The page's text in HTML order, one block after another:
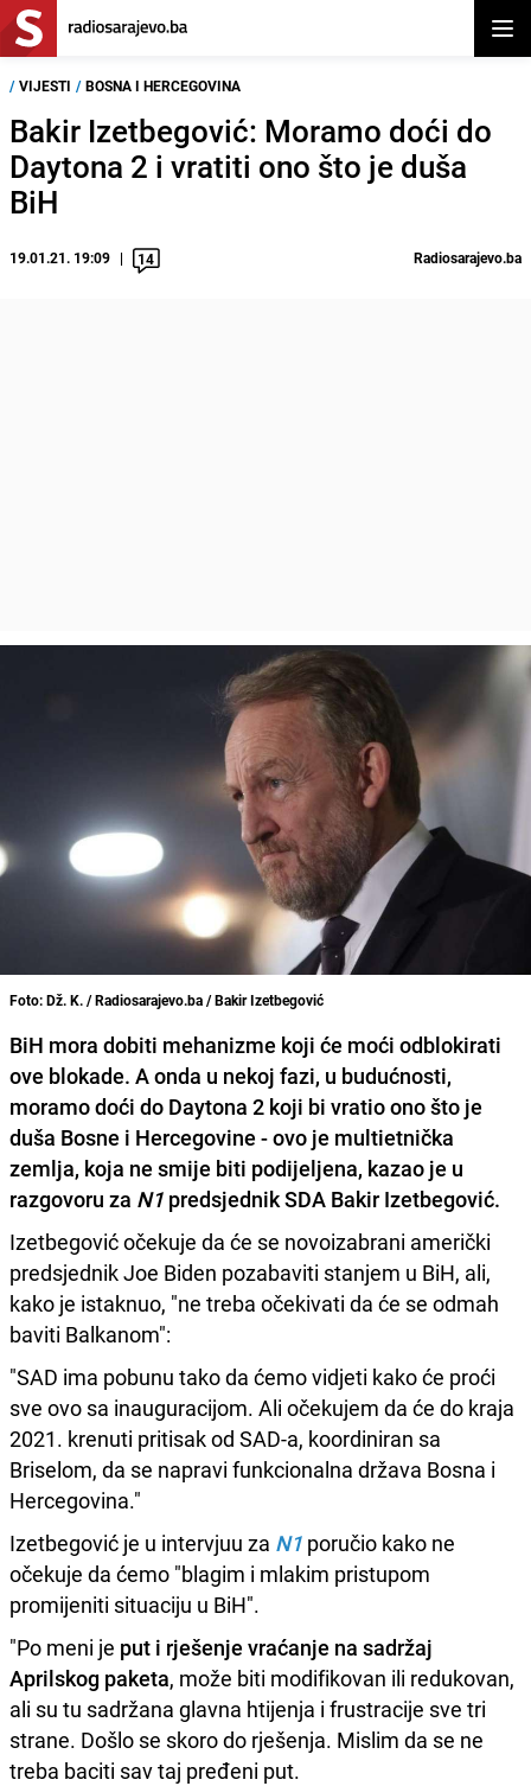
/ VIJESTI / BOSNA I HERCEGOVINA
Bakir Izetbegović: Moramo doći do
Daytona 2 i vratiti ono što je duša
BiH
19.01.21. 19:09 14 Radiosarajevo.ba
Foto: Dž. K. / Radiosarajevo.ba / Bakir Izetbegović
BiH mora dobiti mehanizme koji će moći odblokirati
ove blokade. A onda u nekoj fazi, u budućnosti,
moramo doći do Daytona 2 koji bi vratio ono što je
duša Bosne i Hercegovine - ovo je multietnička
zemlja, koja ne smije biti podijeljena, kazao je u
razgovoru za N1 predsjednik SDA Bakir Izetbegović.
Izetbegović očekuje da će se novoizabrani američki
predsjednik Joe Biden pozabaviti stanjem u BiH, ali,
kako je istaknuo, "ne treba očekivati da će se odmah
baviti Balkanom":
"SAD ima pobunu tako da ćemo vidjeti kako će proći
sve ovo sa inauguracijom. Ali očekujem da će do kraja
2021. krenuti pritisak od SAD-a, koordiniran sa
Briselom, da se napravi funkcionalna država Bosna i
Hercegovina."
Izetbegović je u intervjuu za N1 poručio kako ne
očekuje da ćemo "blagim i mlakim pristupom
promijeniti situaciju u BiH".
"Po meni je put i rješenje vraćanje na sadržaj
Aprilskog paketa, može biti modifikovan ili redukovan,
ali su tu sadržana glavna htijenja i frustracije sve tri
strane. Došlo se skoro do rješenja. Mislim da se ne
treba baciti sav taj pređeni put.